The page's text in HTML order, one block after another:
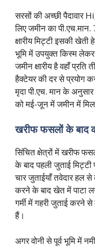
सरसों की अच्छी
लिए जमीन का
क्षारीय मिट्टी इसकी खेती
भूमि में उपयुक्त किस्म
जमीन क्षारीय है वहाँ प्रति
हैक्टेयर की दर से प्रयोग
मृदा पी.एच. मान के
को मई-जून में जमीन में
खरीफ फसलों के बाद
सिंचित क्षेत्रों में
के बाद पहली जुताई
चार जुताईयाँ तवेदार हल से
करने के बाद खेत में पाटा
गर्मी में गहरी जुताई करने
हैं।
अगर वोनी से पूर्व भूमि में